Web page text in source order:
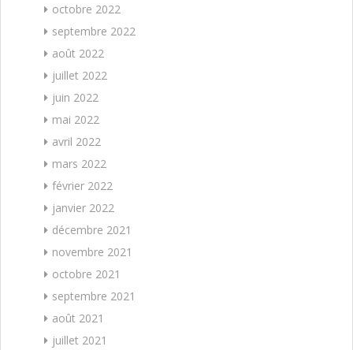
octobre 2022
septembre 2022
août 2022
juillet 2022
juin 2022
mai 2022
avril 2022
mars 2022
février 2022
janvier 2022
décembre 2021
novembre 2021
octobre 2021
septembre 2021
août 2021
juillet 2021